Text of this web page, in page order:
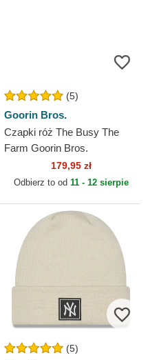
(5)
Goorin Bros.
Czapki róż The Busy The
Farm Goorin Bros.
179,95 zł
Odbierz to od 11 - 12 sierpie
(5)